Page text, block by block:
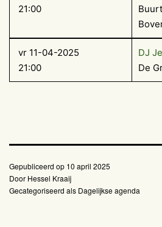
21:00
vr 11-04-2025
21:00
DJ
De
Gepubliceerd op 10 april 2025
Door Hessel Kraaij
Gecategoriseerd als Dagelijkse agenda